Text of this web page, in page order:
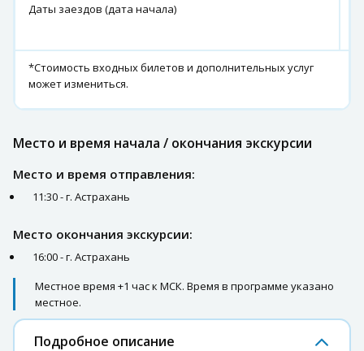
Даты заездов (дата начала)
*Стоимость входных билетов и дополнительных услуг
может измениться.
Место и время начала / окончания экскурсии
Место и время отправления:
11:30 - г. Астрахань
Место окончания экскурсии:
16:00 - г. Астрахань
Местное время +1 час к МСК. Время в программе указано
местное.
Подробное описание